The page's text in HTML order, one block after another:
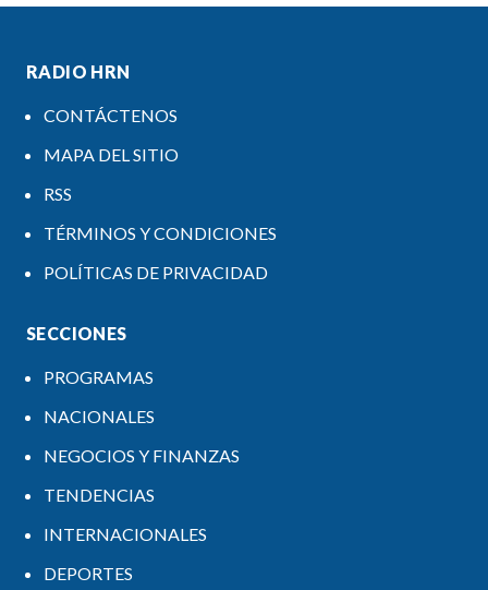
RADIO HRN
CONTÁCTENOS
MAPA DEL SITIO
RSS
TÉRMINOS Y CONDICIONES
POLÍTICAS DE PRIVACIDAD
SECCIONES
PROGRAMAS
NACIONALES
NEGOCIOS Y FINANZAS
TENDENCIAS
INTERNACIONALES
DEPORTES